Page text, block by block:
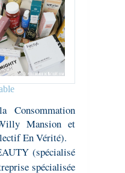
Mansion et
En Vérité).
(spécialisé
spécialisée